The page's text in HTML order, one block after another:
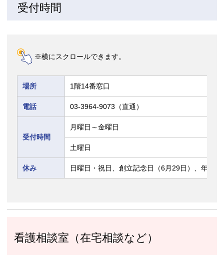
受付時間
※横にスクロールできます。
場所 1階14番窓口
電話 03-3964-9073（直通）
受付時間
月曜日～金曜日
土曜日
休み 日曜日・祝日、創立記念日（6月29日）、年末
看護相談室（在宅相談など）